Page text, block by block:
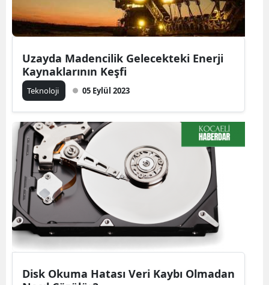
Uzayda Madencilik Gelecekteki Enerji
Kaynaklarının Keşfi
Teknoloji 05 Eylül 2023
Disk Okuma Hatası Veri Kaybı Olmadan